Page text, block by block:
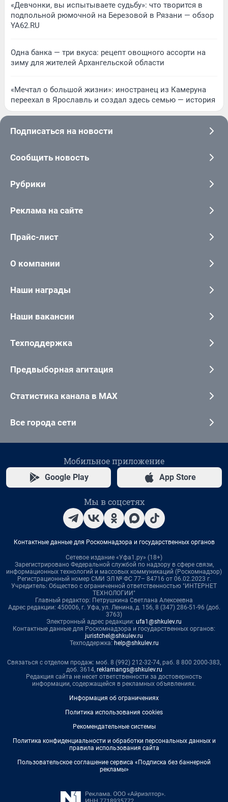
«Девчонки, вы испытываете судьбу»: что творится в
подпольной рюмочной на Березовой в Рязани — обзор
YA62.RU
Одна банка — три вкуса: рецепт овощного ассорти на
зиму для жителей Архангельской области
«Мечтал о большой жизни»: иностранец из Камеруна
переехал в Ярославль и создал здесь семью — история
Подписаться на новости
Сообщить новость
Рубрики
Реклама на сайте
Прайс-лист
О компании
Наши награды
Наши вакансии
Техподдержка
Предвыборная агитация
Статистика канала в MAX
Все города сети
Мобильное приложение
Google Play App Store
Мы в соцсетях
Контактные данные для Роскомнадзора и государственных органов
Сетевое издание «Уфа1.ру» (18+)
Зарегистрировано Федеральной службой по надзору в сфере связи,
информационных технологий и массовых коммуникаций (Роскомнадзор)
Регистрационный номер СМИ ЭЛ № ФС 77– 84716 от 06.02.2023 г.
Учредитель: Общество с ограниченной ответственностью "ИНТЕРНЕТ
ТЕХНОЛОГИИ"
Главный редактор: Петрушкина Светлана Алексеевна
Адрес редакции: 450006, г. Уфа, ул. Ленина, д. 156, 8 (347) 286-51-96 (доб.
3763)
Электронный адрес редакции: ufa1@shkulev.ru
Контактные данные для Роскомнадзора и государственных органов:
juristchel@shkulev.ru
Техподдержка: help@shkulev.ru
Связаться с отделом продаж: моб. 8 (992) 212-32-74, раб. 8 800 2000-383,
доб. 3614, reklamangs@shkulev.ru
Редакция сайта не несет ответственности за достоверность
информации, содержащейся в рекламных объявлениях.
Информация об ограничениях
Политика использования cookies
Рекомендательные системы
Политика конфиденциальности и обработки персональных данных и
правила использования сайта
Пользовательское соглашение сервиса «Подписка без баннерной
рекламы»